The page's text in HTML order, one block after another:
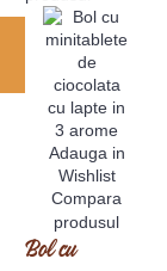
Adauga in
Wishlist
Compara
produsul
Bol cu